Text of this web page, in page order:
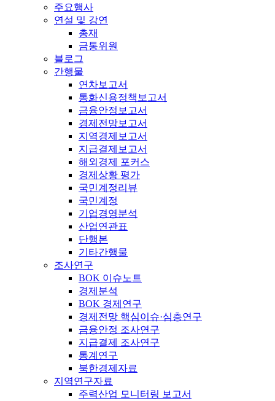
주요행사
연설 및 강연
총재
금통위원
블로그
간행물
연차보고서
통화신용정책보고서
금융안정보고서
경제전망보고서
지역경제보고서
지급결제보고서
해외경제 포커스
경제상황 평가
국민계정리뷰
국민계정
기업경영분석
산업연관표
단행본
기타간행물
조사연구
BOK 이슈노트
경제분석
BOK 경제연구
경제전망 핵심이슈·심층연구
금융안정 조사연구
지급결제 조사연구
통계연구
북한경제자료
지역연구자료
주력산업 모니터링 보고서